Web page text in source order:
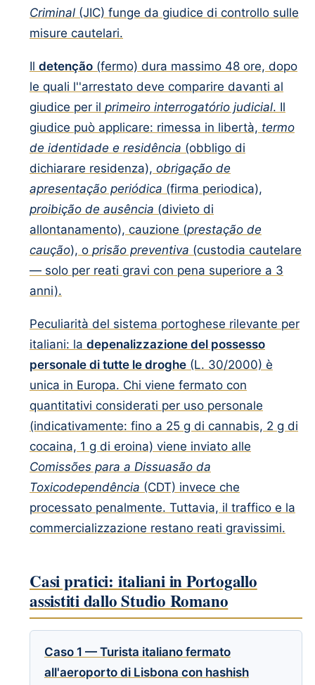
Criminal (JIC) funge da giudice di controllo sulle
misure cautelari.
Il detenção (fermo) dura massimo 48 ore, dopo
le quali l''arrestato deve comparire davanti al
giudice per il primeiro interrogatório judicial. Il
giudice può applicare: rimessa in libertà, termo
de identidade e residência (obbligo di
dichiarare residenza), obrigação de
apresentação periódica (firma periodica),
proibição de ausência (divieto di
allontanamento), cauzione (prestação de
caução), o prisão preventiva (custodia cautelare
— solo per reati gravi con pena superiore a 3
anni).
Peculiarità del sistema portoghese rilevante per
italiani: la depenalizzazione del possesso
personale di tutte le droghe (L. 30/2000) è
unica in Europa. Chi viene fermato con
quantitativi considerati per uso personale
(indicativamente: fino a 25 g di cannabis, 2 g di
cocaina, 1 g di eroina) viene inviato alle
Comissões para a Dissuasão da
Toxicodependência (CDT) invece che
processato penalmente. Tuttavia, il traffico e la
commercializzazione restano reati gravissimi.
Casi pratici: italiani in Portogallo
assistiti dallo Studio Romano
Caso 1 — Turista italiano fermato
all'aeroporto di Lisbona con hashish